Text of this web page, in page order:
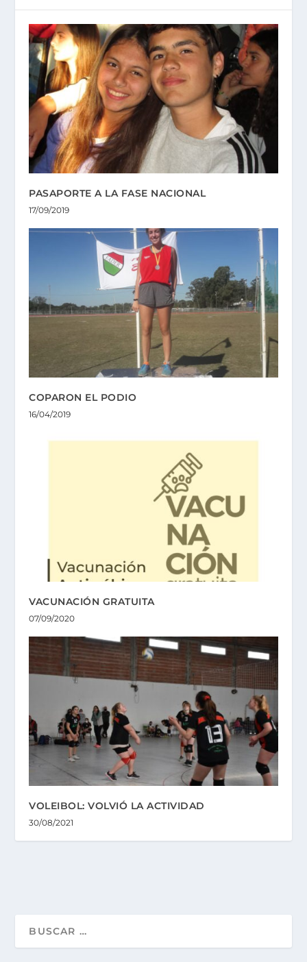
PASAPORTE A LA FASE NACIONAL
17/09/2019
COPARON EL PODIO
16/04/2019
VACUNACIÓN GRATUITA
07/09/2020
VOLEIBOL: VOLVIÓ LA ACTIVIDAD
30/08/2021